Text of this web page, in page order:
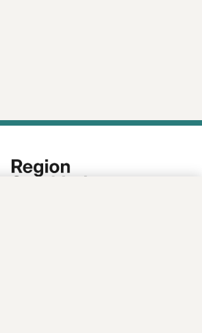
sjukvård i Region